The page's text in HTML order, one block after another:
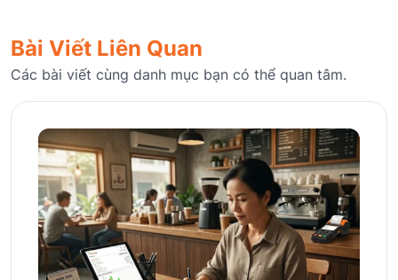
Bài Viết Liên Quan
Các bài viết cùng danh mục bạn có thể quan tâm.